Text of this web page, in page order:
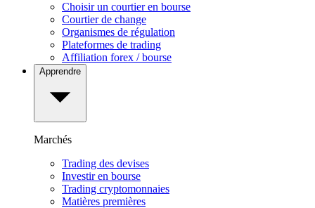
Choisir un courtier en bourse
Courtier de change
Organismes de régulation
Plateformes de trading
Affiliation forex / bourse
Apprendre
Marchés
Trading des devises
Investir en bourse
Trading cryptomonnaies
Matières premières